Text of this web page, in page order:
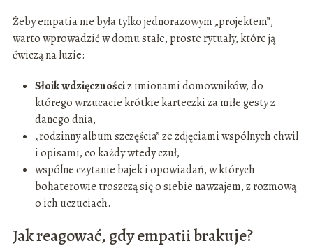
Żeby empatia nie była tylko jednorazowym „projektem”,
warto wprowadzić w domu stałe, proste rytuały, które ją
ćwiczą na luzie:
Słoik wdzięcznościz imionami domowników, do
którego wrzucacie krótkie karteczki za miłe gesty z
danego dnia,
„rodzinny album szczęścia” ze zdjęciami wspólnych chwil
i opisami, co każdy wtedy czuł,
wspólne czytanie bajek i opowiadań, w których
bohaterowie troszczą się o siebie nawzajem, z rozmową
o ich uczuciach.
Jak reagować, gdy empatii brakuje?